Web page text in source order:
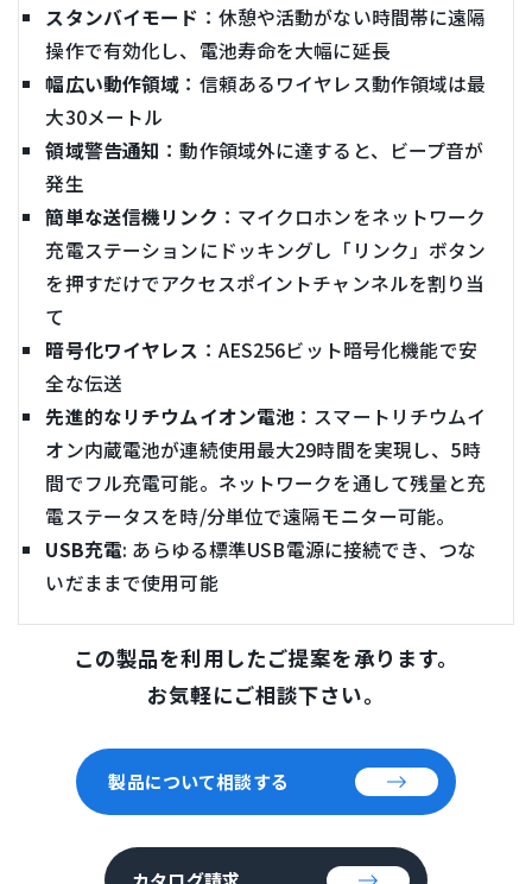
スタンバイモード ：休憩や活動がない時間帯に遠隔
操作で有効化し、電池寿命を大幅に延長
幅広い動作領域 ：信頼あるワイヤレス動作領域は最
大30メートル
領域警告通知 ：動作領域外に達すると、ビープ音が
発生
簡単な送信機リンク ：マイクロホンをネットワーク
充電ステーションにドッキングし「リンク」ボタン
を押すだけでアクセスポイントチャンネルを割り当
て
暗号化ワイヤレス ：AES256ビット暗号化機能で安
全な伝送
先進的なリチウムイオン電池 ：スマートリチウムイ
オン内蔵電池が連続使用最大29時間を実現し、5時
間でフル充電可能。ネットワークを通して残量と充
電ステータスを時/分単位で遠隔モニター可能。
USB充電: あらゆる標準USB電源に接続でき、つな
いだままで使用可能
この製品を利用したご提案を承ります。
お気軽にご相談下さい。
製品について相談する